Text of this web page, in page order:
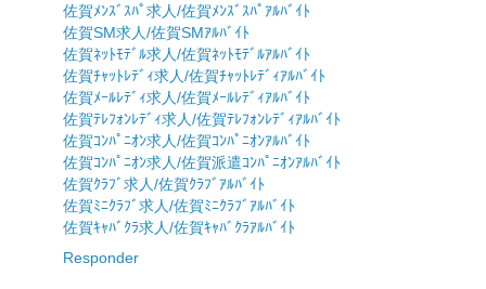
佐賀ﾒﾝｽﾞｽﾊﾟ求人/佐賀ﾒﾝｽﾞｽﾊﾟｱﾙﾊﾞｲﾄ
佐賀SM求人/佐賀SMｱﾙﾊﾞｲﾄ
佐賀ﾈｯﾄﾓﾃﾞﾙ求人/佐賀ﾈｯﾄﾓﾃﾞﾙｱﾙﾊﾞｲﾄ
佐賀ﾁｬｯﾄﾚﾃﾞｨ求人/佐賀ﾁｬｯﾄﾚﾃﾞｨｱﾙﾊﾞｲﾄ
佐賀ﾒｰﾙﾚﾃﾞｨ求人/佐賀ﾒｰﾙﾚﾃﾞｨｱﾙﾊﾞｲﾄ
佐賀ﾃﾚﾌｫﾝﾚﾃﾞｨ求人/佐賀ﾃﾚﾌｫﾝﾚﾃﾞｨｱﾙﾊﾞｲﾄ
佐賀ｺﾝﾊﾟﾆｵﾝ求人/佐賀ｺﾝﾊﾟﾆｵﾝｱﾙﾊﾞｲﾄ
佐賀ｺﾝﾊﾟﾆｵﾝ求人/佐賀派遣ｺﾝﾊﾟﾆｵﾝｱﾙﾊﾞｲﾄ
佐賀ｸﾗﾌﾞ求人/佐賀ｸﾗﾌﾞｱﾙﾊﾞｲﾄ
佐賀ﾐﾆｸﾗﾌﾞ求人/佐賀ﾐﾆｸﾗﾌﾞｱﾙﾊﾞｲﾄ
佐賀ｷｬﾊﾞｸﾗ求人/佐賀ｷｬﾊﾞｸﾗｱﾙﾊﾞｲﾄ
Responder